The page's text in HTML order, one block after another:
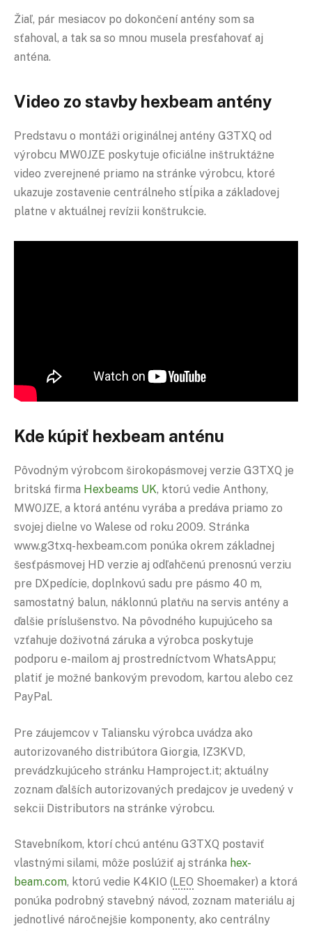
Žiaľ, pár mesiacov po dokončení antény som sa
sťahoval, a tak sa so mnou musela presťahovať aj
anténa.
Video zo stavby hexbeam antény
Predstavu o montáži originálnej antény G3TXQ od
výrobcu MW0JZE poskytuje oficiálne inštruktážne
video zverejnené priamo na stránke výrobcu, ktoré
ukazuje zostavenie centrálneho stĺpika a základovej
platne v aktuálnej revízii konštrukcie.
Kde kúpiť hexbeam anténu
Pôvodným výrobcom širokopásmovej verzie G3TXQ je
britská firma Hexbeams UK, ktorú vedie Anthony,
MW0JZE, a ktorá anténu vyrába a predáva priamo zo
svojej dielne vo Walese od roku 2009. Stránka
www.g3txq-hexbeam.com ponúka okrem základnej
šesťpásmovej HD verzie aj odľahčenú prenosnú verziu
pre DXpedície, doplnkovú sadu pre pásmo 40 m,
samostatný balun, náklonnú platňu na servis antény a
ďalšie príslušenstvo. Na pôvodného kupujúceho sa
vzťahuje doživotná záruka a výrobca poskytuje
podporu e-mailom aj prostredníctvom WhatsAppu;
platiť je možné bankovým prevodom, kartou alebo cez
PayPal.
Pre záujemcov v Taliansku výrobca uvádza ako
autorizovaného distribútora Giorgia, IZ3KVD,
prevádzkujúceho stránku Hamproject.it; aktuálny
zoznam ďalších autorizovaných predajcov je uvedený v
sekcii Distributors na stránke výrobcu.
Stavebníkom, ktorí chcú anténu G3TXQ postaviť
vlastnými silami, môže poslúžiť aj stránka hex-
beam.com, ktorú vedie K4KIO (LEO Shoemaker) a ktorá
ponúka podrobný stavebný návod, zoznam materiálu aj
jednotlivé náročnejšie komponenty, ako centrálny